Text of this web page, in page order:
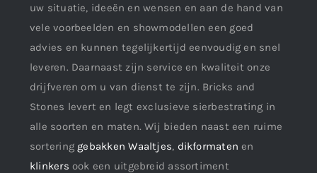
uw situatie, ideeën en wensen en aan de hand van
vele voorbeelden en showmodellen een goed
advies en kunnen tegelijkertijd eenvoudig en snel
leveren. Daarnaast zijn service en kwaliteit onze
drijfveren om u van dienst te zijn. Bricks and
Stones levert en legt exclusieve sierbestrating in
alle soorten en maten. Wij bieden naast een ruime
sortering gebakken Waaltjes, dikformaten en
klinkers ook een uitgebreid assortiment